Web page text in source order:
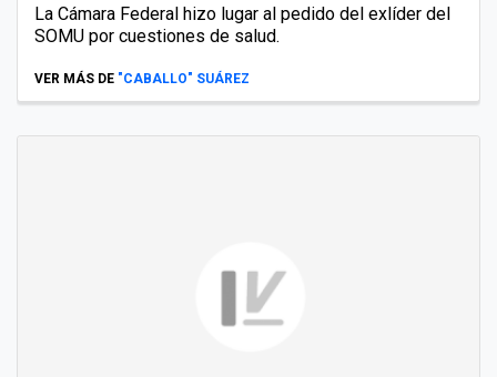
La Cámara Federal hizo lugar al pedido del exlíder del
SOMU por cuestiones de salud.
VER MÁS DE "CABALLO" SUÁREZ